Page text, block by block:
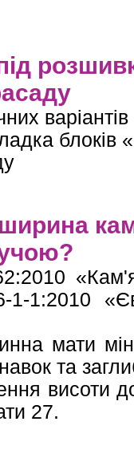
блоків
1:2010
мати
та
висоти
27.